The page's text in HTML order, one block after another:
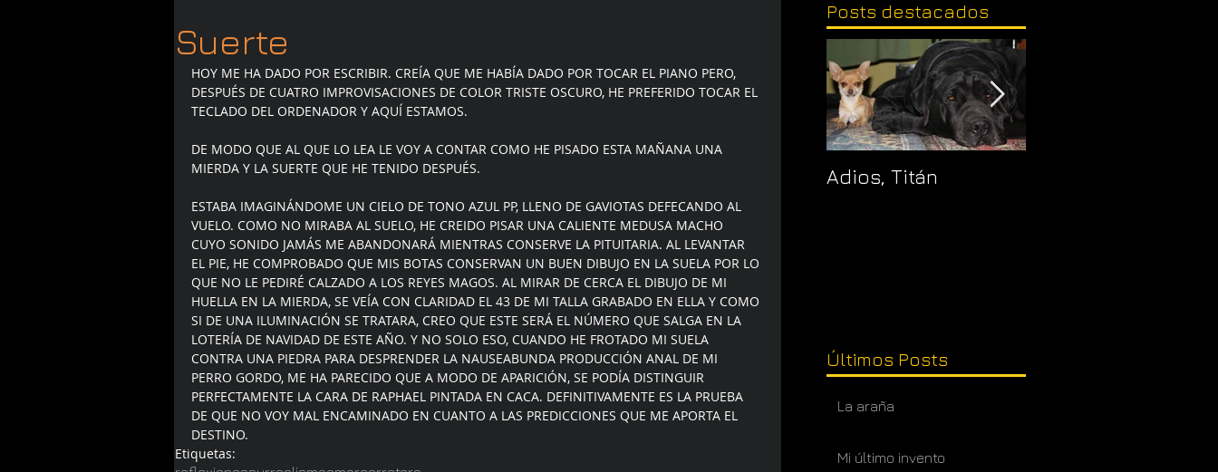
Suerte
HOY ME HA DADO POR ESCRIBIR. CREÍA QUE ME HABÍA DADO POR TOCAR EL PIANO PERO,
DESPUÉS DE CUATRO IMPROVISACIONES DE COLOR TRISTE OSCURO, HE PREFERIDO TOCAR EL
TECLADO DEL ORDENADOR Y AQUÍ ESTAMOS.
DE MODO QUE AL QUE LO LEA LE VOY A CONTAR COMO HE PISADO ESTA MAÑANA UNA
MIERDA Y LA SUERTE QUE HE TENIDO DESPUÉS.
ESTABA IMAGINÁNDOME UN CIELO DE TONO AZUL PP, LLENO DE GAVIOTAS DEFECANDO AL
VUELO. COMO NO MIRABA AL SUELO, HE CREIDO PISAR UNA CALIENTE MEDUSA MACHO
CUYO SONIDO JAMÁS ME ABANDONARÁ MIENTRAS CONSERVE LA PITUITARIA. AL LEVANTAR
EL PIE, HE COMPROBADO QUE MIS BOTAS CONSERVAN UN BUEN DIBUJO EN LA SUELA POR LO
QUE NO LE PEDIRÉ CALZADO A LOS REYES MAGOS. AL MIRAR DE CERCA EL DIBUJO DE MI
HUELLA EN LA MIERDA, SE VEÍA CON CLARIDAD EL 43 DE MI TALLA GRABADO EN ELLA Y COMO
SI DE UNA ILUMINACIÓN SE TRATARA, CREO QUE ESTE SERÁ EL NÚMERO QUE SALGA EN LA
LOTERÍA DE NAVIDAD DE ESTE AÑO. Y NO SOLO ESO, CUANDO HE FROTADO MI SUELA
CONTRA UNA PIEDRA PARA DESPRENDER LA NAUSEABUNDA PRODUCCIÓN ANAL DE MI
PERRO GORDO, ME HA PARECIDO QUE A MODO DE APARICIÓN, SE PODÍA DISTINGUIR
PERFECTAMENTE LA CARA DE RAPHAEL PINTADA EN CACA. DEFINITIVAMENTE ES LA PRUEBA
DE QUE NO VOY MAL ENCAMINADO EN CUANTO A LAS PREDICCIONES QUE ME APORTA EL
DESTINO.
Etiquetas:
Posts destacados
Adios, Titán
Últimos Posts
La araña
Mi último invento